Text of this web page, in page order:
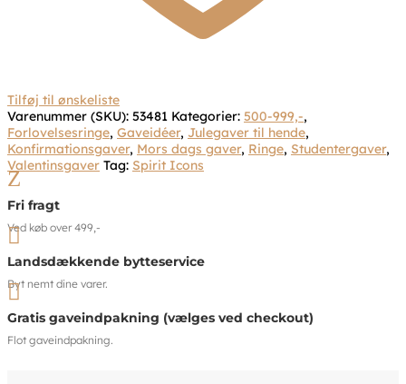
Tilføj til ønskeliste
Varenummer (SKU): 53481 Kategorier: 500-999,-,
Forlovelsesringe, Gaveidéer, Julegaver til hende,
Konfirmationsgaver, Mors dags gaver, Ringe, Studentergaver,
Valentinsgaver Tag: Spirit Icons
Z
Fri fragt
Ved køb over 499,-

Landsdækkende bytteservice
Byt nemt dine varer.

Gratis gaveindpakning (vælges ved checkout)
Flot gaveindpakning.